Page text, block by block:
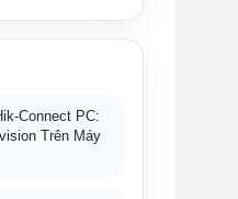
Connect PC:
Trên Máy